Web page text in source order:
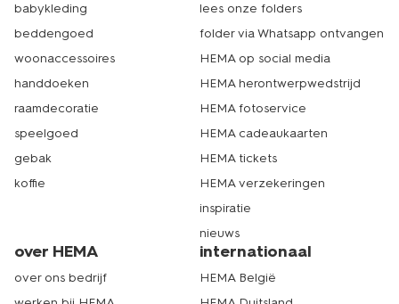
babykleding
beddengoed
woonaccessoires
handdoeken
raamdecoratie
speelgoed
gebak
koffie
lees onze folders
folder via Whatsapp ontvangen
HEMA op social media
HEMA herontwerpwedstrijd
HEMA fotoservice
HEMA cadeaukaarten
HEMA tickets
HEMA verzekeringen
inspiratie
nieuws
over HEMA
over ons bedrijf
internationaal
HEMA België